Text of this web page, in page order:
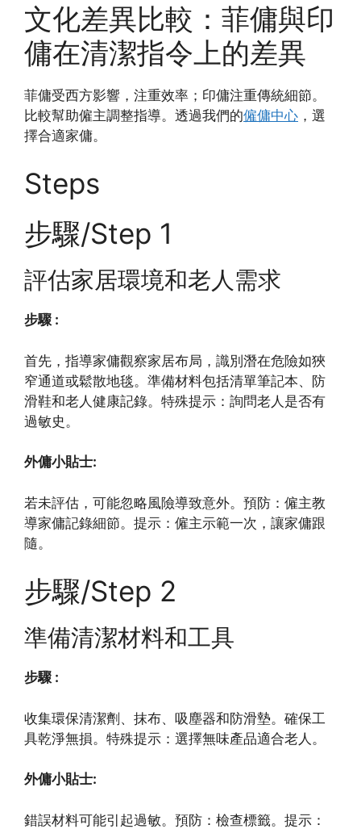
文化差異比較：菲傭與印
傭在清潔指令上的差異
菲傭受西方影響，注重效率；印傭注重傳統細節。
比較幫助僱主調整指導。透過我們的僱傭中心 ，選
擇合適家傭。
Steps
步驟/Step 1
評估家居環境和老人需求
步驟 :
首先，指導家傭觀察家居布局，識別潛在危險如狹
窄通道或鬆散地毯。準備材料包括清單筆記本、防
滑鞋和老人健康記錄。特殊提示：詢問老人是否有
過敏史。
外傭小貼士:
若未評估，可能忽略風險導致意外。預防：僱主教
導家傭記錄細節。提示：僱主示範一次，讓家傭跟
隨。
步驟/Step 2
準備清潔材料和工具
步驟 :
收集環保清潔劑、抹布、吸塵器和防滑墊。確保工
具乾淨無損。特殊提示：選擇無味產品適合老人。
外傭小貼士:
錯誤材料可能引起過敏。預防：檢查標籤。提示：